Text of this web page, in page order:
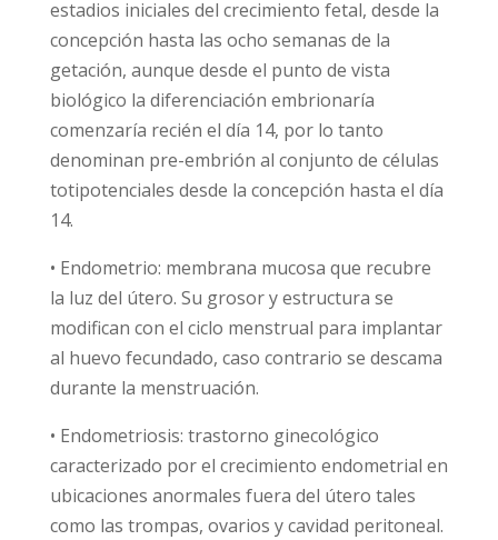
estadios iniciales del crecimiento fetal, desde la
concepción hasta las ocho semanas de la
getación, aunque desde el punto de vista
biológico la diferenciación embrionaría
comenzaría recién el día 14, por lo tanto
denominan pre-embrión al conjunto de células
totipotenciales desde la concepción hasta el día
14.
• Endometrio: membrana mucosa que recubre
la luz del útero. Su grosor y estructura se
modifican con el ciclo menstrual para implantar
al huevo fecundado, caso contrario se descama
durante la menstruación.
• Endometriosis: trastorno ginecológico
caracterizado por el crecimiento endometrial en
ubicaciones anormales fuera del útero tales
como las trompas, ovarios y cavidad peritoneal.